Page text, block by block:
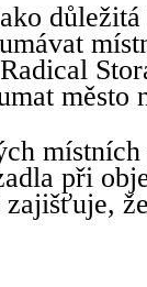
město
při